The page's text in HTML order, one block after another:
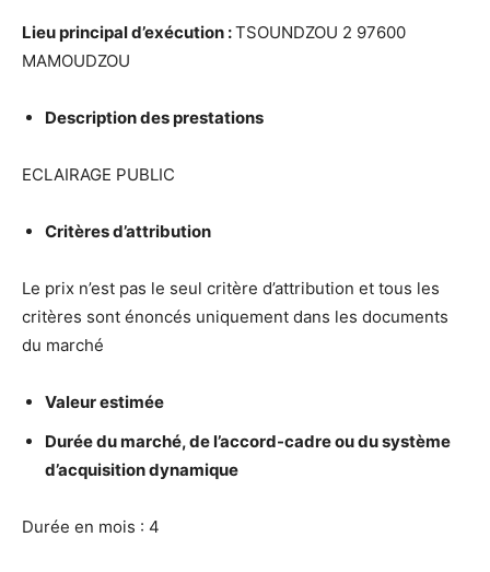
Lieu principal d’exécution :TSOUNDZOU 2 97600
MAMOUDZOU
Description des prestations
ECLAIRAGE PUBLIC
Critères d’attribution
Le prix n’est pas le seul critère d’attribution et tous les
critères sont énoncés uniquement dans les documents
du marché
Valeur estimée
Durée du marché, de l’accord-cadre ou du système
d’acquisition dynamique
Durée en mois : 4